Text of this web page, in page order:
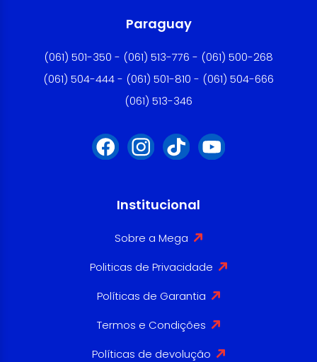
Paraguay
(061) 501-350 - (061) 513-776 - (061) 500-268
(061) 504-444 - (061) 501-810 - (061) 504-666
(061) 513-346
Institucional
Sobre a Mega
Politicas de Privacidade
Políticas de Garantia
Termos e Condições
Políticas de devolução